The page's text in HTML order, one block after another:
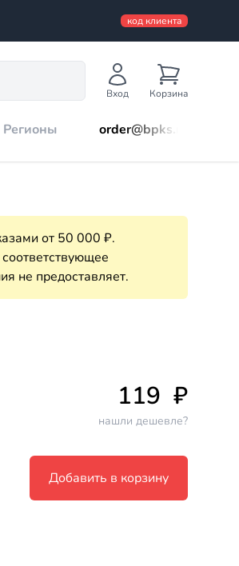
код клиента
Вход Корзина
Регионы order@bpks.ru
от 50 000 ₽.
не предоставляет.
119 ₽
нашли дешевле?
Добавить в корзину